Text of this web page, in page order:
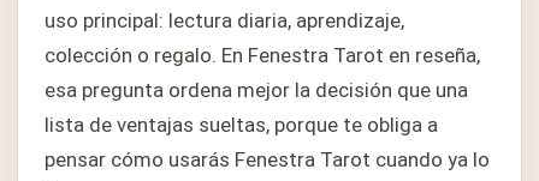
uso principal: lectura diaria, aprendizaje,
colección o regalo. En Fenestra Tarot en reseña,
esa pregunta ordena mejor la decisión que una
lista de ventajas sueltas, porque te obliga a
pensar cómo usarás Fenestra Tarot cuando ya lo